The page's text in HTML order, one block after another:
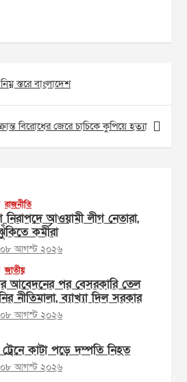
স্তরে বাংলাদেশ
বিরোধের জেরে চাচিকে কুপিয়ে হত্যা
রাজনীতি
নিরাপদে আওয়ামী লীগ নেতারা,
কর্মীরা
০৮ আগস্ট ২০২৬
জাতীয়
আবেদনের পর বেসরকারি তেল
নীতিমালা, ব্যাখ্যা দিল সরকার
০৮ আগস্ট ২০২৬
ট্রেনে কাটা পড়ে দম্পতি নিহত
০৮ আগস্ট ২০২৬